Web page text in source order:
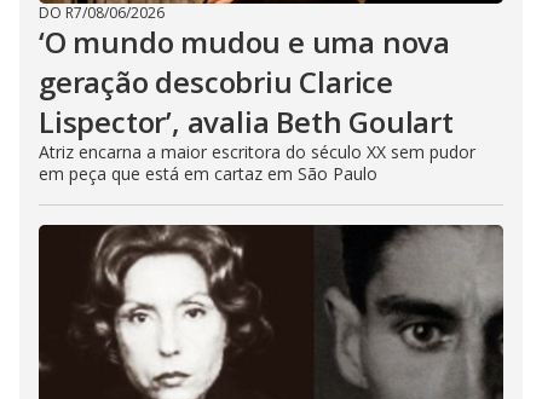
DO R7/08/06/2026
‘O mundo mudou e uma nova
geração descobriu Clarice
Lispector’, avalia Beth Goulart
Atriz encarna a maior escritora do século XX sem pudor
em peça que está em cartaz em São Paulo